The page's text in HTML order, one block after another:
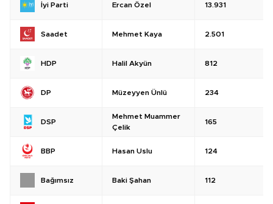
İyi Parti Ercan Özel 13.931
Saadet Mehmet Kaya 2.501
HDP Halil Akyün 812
DP Müzeyyen Ünlü 234
DSP
Mehmet Muammer
Çelik
165
BBP Hasan Uslu 124
Bağımsız Baki Şahan 112